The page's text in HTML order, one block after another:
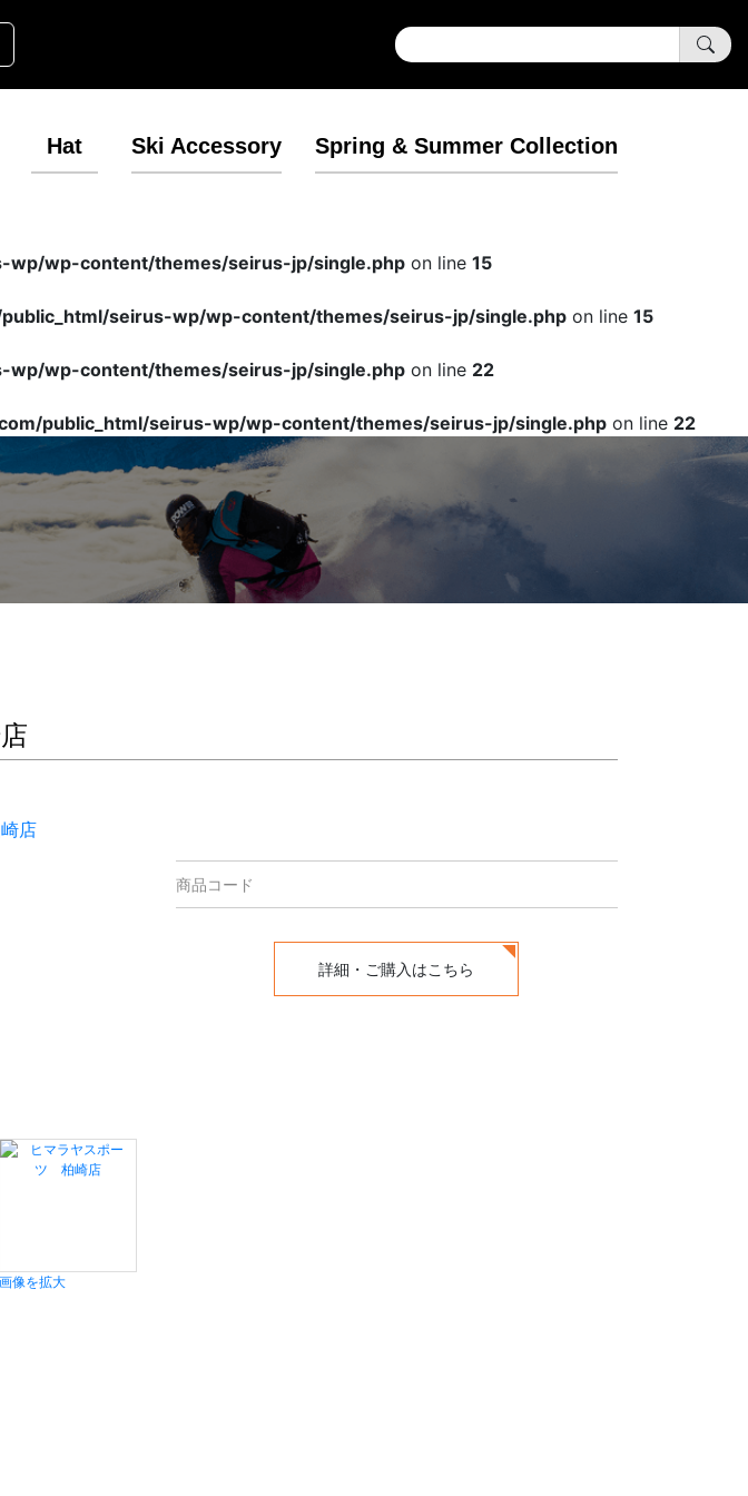
Hat Ski Accessory Spring & Summer Collection
wp-content/themes/seirus-jp/single.php on line 15
seirus-wp/wp-content/themes/seirus-jp/single.php on line 15
wp-content/themes/seirus-jp/single.php on line 22
public_html/seirus-wp/wp-content/themes/seirus-jp/single.php on line 22
画像を拡大
商品コード
詳細・ご購入はこちら